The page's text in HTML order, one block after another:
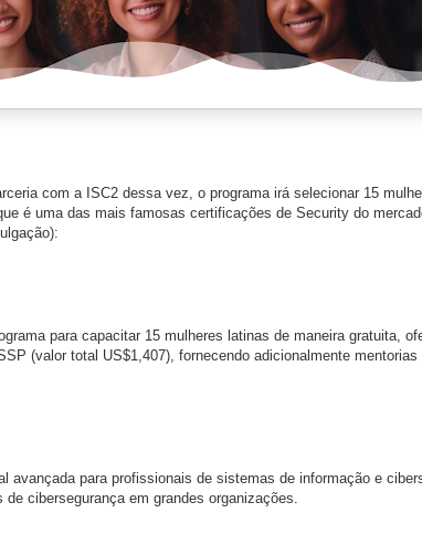
com a ISC2 dessa vez, o programa irá selecionar 15
é uma das mais famosas certificações de Security do
para capacitar 15 mulheres latinas de maneira gratuita,
(valor total US$1,407), fornecendo adicionalmente
avançada para profissionais de sistemas de informação e
cibersegurança em grandes organizações.